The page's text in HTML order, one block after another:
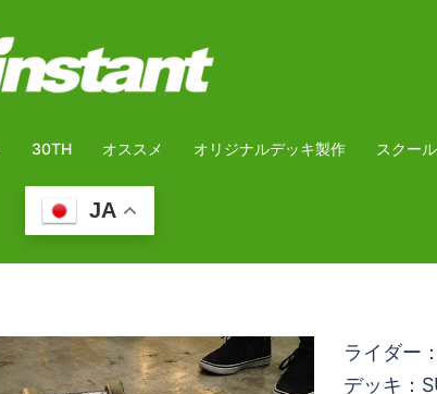
30TH オススメ オリジナルデッキ製作 スクール
JA
ライダー
デッキ：